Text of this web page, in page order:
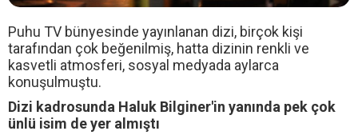
Puhu TV bünyesinde yayınlanan dizi, birçok kişi
tarafından çok beğenilmiş, hatta dizinin renkli ve
kasvetli atmosferi, sosyal medyada aylarca
konuşulmuştu.
Dizi kadrosunda Haluk Bilginer'in yanında pek çok
ünlü isim de yer almıştı